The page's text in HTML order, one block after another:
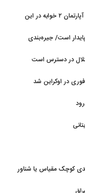
لیست قیمت خرید مسکن در نازی‌آباد/ خرید آپارتمان ۲ خوابه در این
است/ جیره‌بندی
در دسترس است
در اوکراین شد
کوچک مقیاس یا شناور